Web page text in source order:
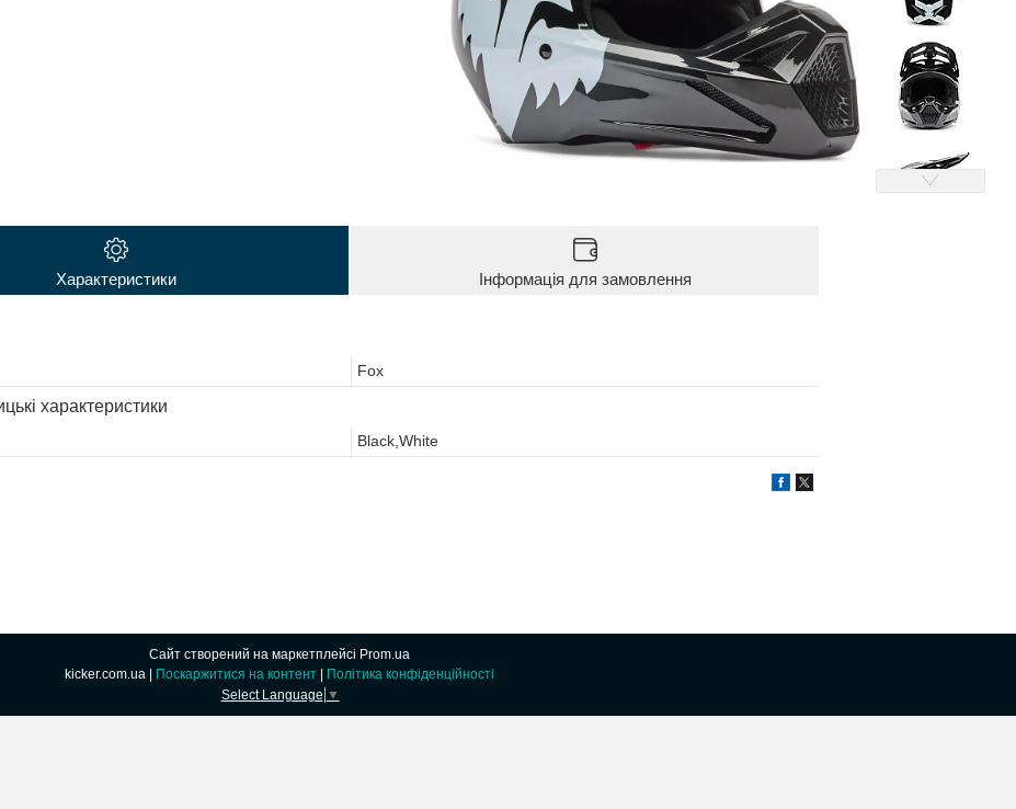
Характеристики Інформація для замовлення
Fox
характеристики
Black,White
Сайт створений на маркетплейсі Prom.ua
Поскаржитися на контент
Політика конфіденційності
Select Language ▼